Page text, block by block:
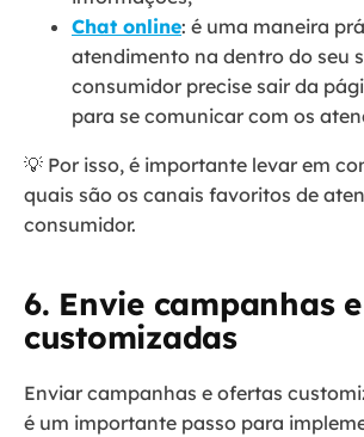
Chat online: é uma maneira
atendimento na dentro do seu
consumidor precise sair da
para se comunicar com os
💡 Por isso, é importante levar em
quais são os canais favoritos de
consumidor.
6. Envie campanhas
customizadas
Enviar campanhas e ofertas
é um importante passo para